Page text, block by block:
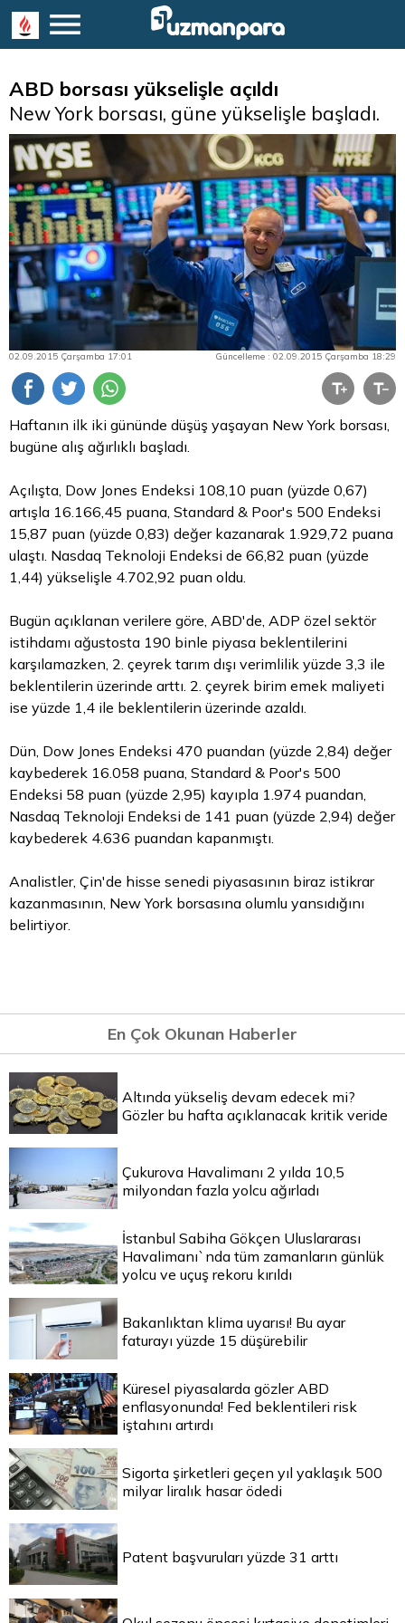
ABD borsası yükselişle açıldı
New York borsası, güne yükselişle başladı.
02.09.2015 Çarşamba 17:01 Güncelleme : 02.09.2015 Çarşamba 18:29
Haftanın ilk iki gününde düşüş yaşayan New York borsası,
bugüne alış ağırlıklı başladı.
Açılışta, Dow Jones Endeksi 108,10 puan (yüzde 0,67)
artışla 16.166,45 puana, Standard & Poor's 500 Endeksi
15,87 puan (yüzde 0,83) değer kazanarak 1.929,72 puana
ulaştı. Nasdaq Teknoloji Endeksi de 66,82 puan (yüzde
1,44) yükselişle 4.702,92 puan oldu.
Bugün açıklanan verilere göre, ABD'de, ADP özel sektör
istihdamı ağustosta 190 binle piyasa beklentilerini
karşılamazken, 2. çeyrek tarım dışı verimlilik yüzde 3,3 ile
beklentilerin üzerinde arttı. 2. çeyrek birim emek maliyeti
ise yüzde 1,4 ile beklentilerin üzerinde azaldı.
Dün, Dow Jones Endeksi 470 puandan (yüzde 2,84) değer
kaybederek 16.058 puana, Standard & Poor's 500
Endeksi 58 puan (yüzde 2,95) kayıpla 1.974 puandan,
Nasdaq Teknoloji Endeksi de 141 puan (yüzde 2,94) değer
kaybederek 4.636 puandan kapanmıştı.
Analistler, Çin'de hisse senedi piyasasının biraz istikrar
kazanmasının, New York borsasına olumlu yansıdığını
belirtiyor.
En Çok Okunan Haberler
Altında yükseliş devam edecek mi?
Gözler bu hafta açıklanacak kritik veride
Çukurova Havalimanı 2 yılda 10,5
milyondan fazla yolcu ağırladı
İstanbul Sabiha Gökçen Uluslararası
Havalimanı`nda tüm zamanların günlük
yolcu ve uçuş rekoru kırıldı
Bakanlıktan klima uyarısı! Bu ayar
faturayı yüzde 15 düşürebilir
Küresel piyasalarda gözler ABD
enflasyonunda! Fed beklentileri risk
iştahını artırdı
Sigorta şirketleri geçen yıl yaklaşık 500
milyar liralık hasar ödedi
Patent başvuruları yüzde 31 arttı